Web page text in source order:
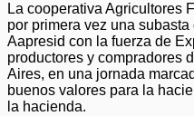
La cooperativa Agricultores
por primera vez una
Aapresid con la fuerza de
productores y compradores
Aires, en una jornada
buenos valores para la
la hacienda.